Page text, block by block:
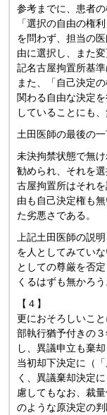
参考までに、患者
「選択の自由の権
を問わず、担当の
由に選択し、また
記名古屋拘置所基
また、「自己決定
関わる自由な決定
していることにも
土田医師の最後の
未決拘禁状態で無
勧められ、それを
古屋拘置所はそれ
由も自己決定権も
た劣悪さである。
上記土田医師の説
を人としてみてい
としての尊厳を否
くるはずも無かろう
【４】
更におそろしいこ
部執行猶予付きの
し、異議申立も棄却
当初却下決定に（
く、異議棄却決定
慮してもなお、裁
のような原決定の